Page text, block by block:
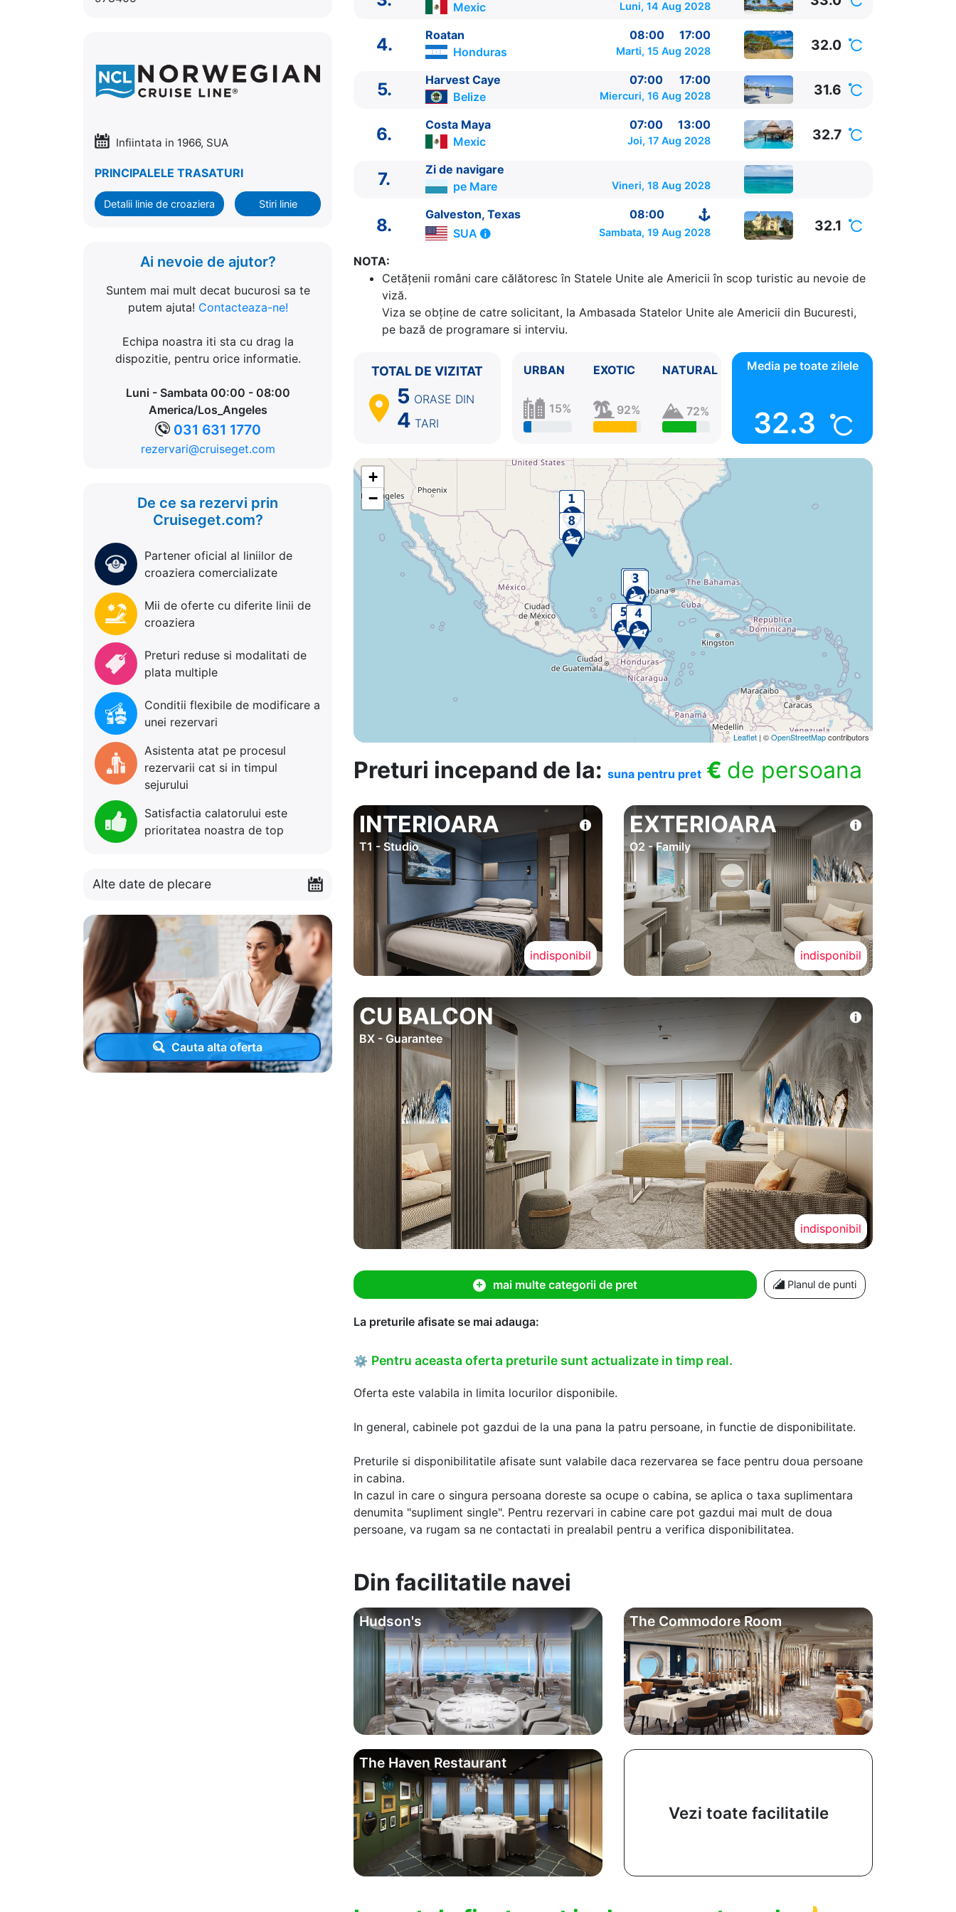
Infiintata in 1966, SUA
PRINCIPALELE TRASATURI
Detalii linie de croaziera Stiri linie
Ai nevoie de ajutor?
Suntem mai mult decat bucurosi sa te
putem ajuta! Contacteaza-ne!
Echipa noastra iti sta cu drag la
dispozitie, pentru orice informatie.
Luni - Sambata 00:00 - 08:00
America/Los_Angeles
031 631 1770
rezervari@cruiseget.com
De ce sa rezervi prin
Cruiseget.com?
Partener oficial al liniilor de
croaziera comercializate
Mii de oferte cu diferite linii de
croaziera
Preturi reduse si modalitati de
plata multiple
Conditii flexibile de modificare a
unei rezervari
Asistenta atat pe procesul
rezervarii cat si in timpul
sejurului
Satisfactia calatorului este
prioritatea noastra de top
Alte date de plecare
Cauta alta oferta
ITINERARIU
----------------------------------------
Galveston, Texas SUA
Zi de navigare pe Mare 0:00 - 0:00
3. Cozumel Mexic 08:00 - 17:00
Honduras
5. Harvest Caye
6.
Costa Maya Mexic 07:00 - 13:00
Zi de navigare
Galveston, Texas SUA 08:00 - ⚓
Mexic
Luni, 14 Aug 2028
4. Roatan 08:00
17:00
Honduras
Marti, 15 Aug 2028 32.0
5. Harvest Caye 07:00
17:00
Belize
Miercuri, 16 Aug 2028 31.6
6. Costa Maya 07:00
13:00
Mexic
Joi, 17 Aug 2028 32.7
7.
Zi de navigare
pe Mare
Vineri, 18 Aug 2028
8.
Galveston, Texas
08:00
SUA
Sambata, 19 Aug 2028 32.1
NOTA:
Cetăţenii români care călătoresc în Statele Unite ale Americii în scop turistic au nevoie de
viză.
Viza se obține de catre solicitant, la Ambasada Statelor Unite ale Americii din Bucuresti,
pe bază de programare si interviu.
TOTAL DE VIZITAT
5 ORASE DIN
4 TARI
URBAN
15%
EXOTIC
92%
NATURAL
72%
Media pe toate zilele
32.3
+
−
Leaflet | ©OpenStreetMapcontributors
Preturi incepand de la: suna pentru pret € de persoana
INTERIOARA
T1 - Studio
indisponibil
EXTERIOARA
O2 - Family
indisponibil
CU BALCON
BX - Guarantee
indisponibil
mai multe categorii de pret Planul de punti
La preturile afisate se mai adauga:
⚙ Pentru aceasta oferta preturile sunt actualizate in timp real.
Oferta este valabila in limita locurilor disponibile.
In general, cabinele pot gazdui de la una pana la patru persoane, in functie de disponibilitate.
Preturile si disponibilitatile afisate sunt valabile daca rezervarea se face pentru doua persoane
in cabina.
In cazul in care o singura persoana doreste sa ocupe o cabina, se aplica o taxa suplimentara
denumita "supliment single". Pentru rezervari in cabine care pot gazdui mai mult de doua
persoane, va rugam sa ne contactati in prealabil pentru a verifica disponibilitatea.
Din facilitatile navei
Hudson's The Commodore Room
The Haven Restaurant
Vezi toate facilitatile